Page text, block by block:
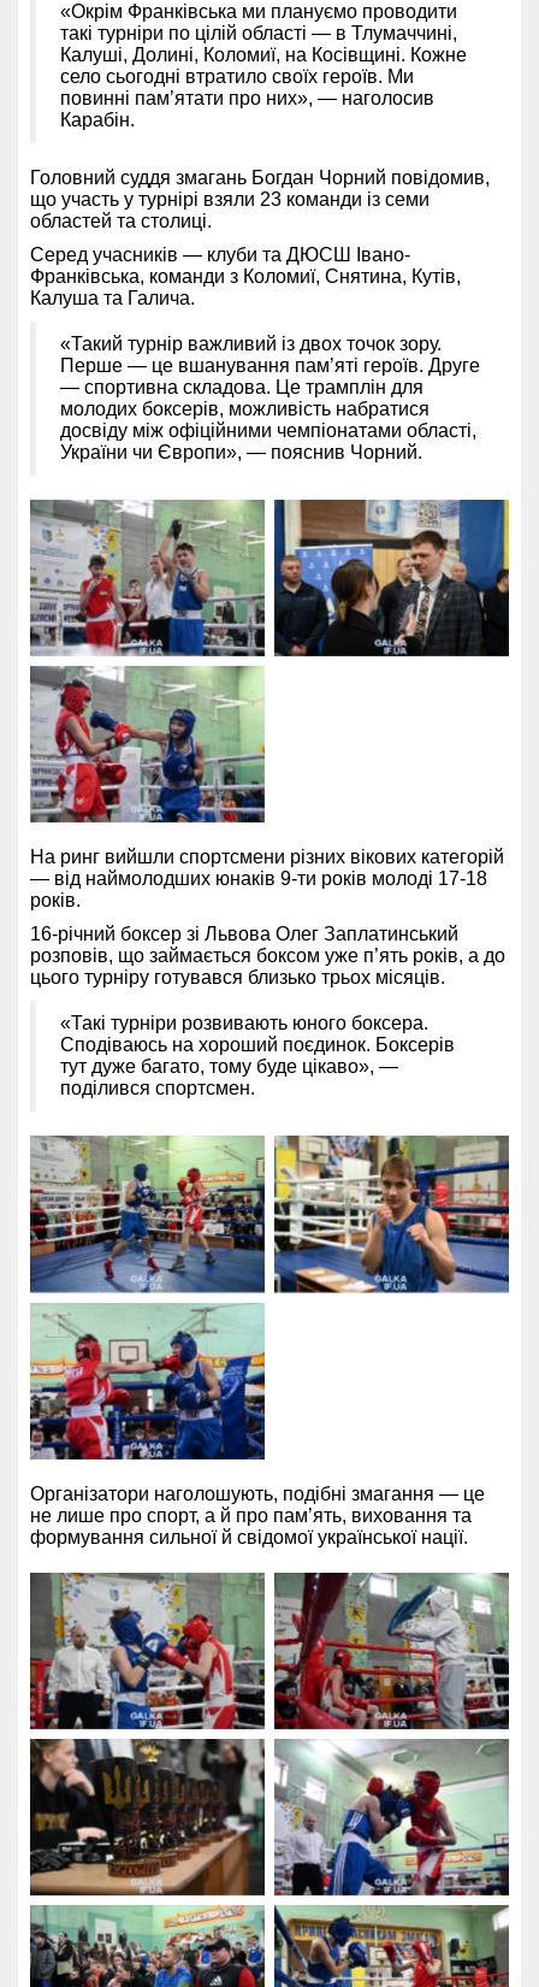
«Окрім Франківська ми плануємо проводити
такі турніри по цілій області — в Тлумаччині,
Калуші, Долині, Коломиї, на Косівщині. Кожне
село сьогодні втратило своїх героїв. Ми
повинні пам’ятати про них», — наголосив
Карабін.
Головний суддя змагань Богдан Чорний повідомив,
що участь у турнірі взяли 23 команди із семи
областей та столиці.
Серед учасників — клуби та ДЮСШ Івано-
Франківська, команди з Коломиї, Снятина, Кутів,
Калуша та Галича.
«Такий турнір важливий із двох точок зору.
Перше — це вшанування пам’яті героїв. Друге
— спортивна складова. Це трамплін для
молодих боксерів, можливість набратися
досвіду між офіційними чемпіонатами області,
України чи Європи», — пояснив Чорний.
На ринг вийшли спортсмени різних вікових категорій
— від наймолодших юнаків 9-ти років молоді 17-18
років.
16-річний боксер зі Львова Олег Заплатинський
розповів, що займається боксом уже п’ять років, а до
цього турніру готувався близько трьох місяців.
«Такі турніри розвивають юного боксера.
Сподіваюсь на хороший поєдинок. Боксерів
тут дуже багато, тому буде цікаво», —
поділився спортсмен.
Організатори наголошують, подібні змагання — це
не лише про спорт, а й про пам’ять, виховання та
формування сильної й свідомої української нації.